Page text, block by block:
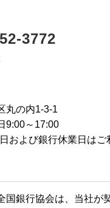
3772
丸の内1-3-1
9:00～17:00
および銀行休業日はご
国銀行協会は、当社が